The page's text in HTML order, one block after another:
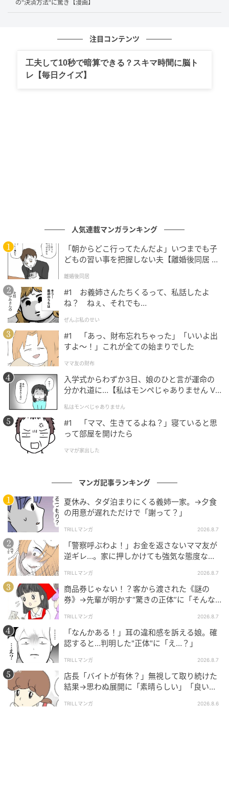
第28話
で発信しています。
作品をもっとみる
の記事をもっとみる
の"決済方法"に驚き【漫画】
注目コンテンツ
工夫して10秒で暗算できる？スキマ時間に脳ト
レ【毎日クイズ】
人気連載マンガランキング
「朝からどこ行ってたんだよ」いつまでも子
どもの習い事を把握しない夫【離婚後同居 Vo
離婚後同居
#1 お義姉さんたちくるって、私話したよ
ね？ ねぇ、それでも…
ぜんぶ私のせい
#1 「あっ、財布忘れちゃった」「いいよ出
すよ〜！」これが全ての始まりでした
ママ友の財布
入学式からわずか3日、娘のひと言が運命の
分かれ道に…【私はモンペじゃありません Vo
私はモンペじゃありません
#1 「ママ、生きてるよね？」寝ていると思
って部屋を開けたら
ママが家出した
マンガ記事ランキング
夏休み、タダ泊まりにくる義姉一家。→夕食
の用意が遅れただけで「謝って？」
TRILLマンガ 2026.8.7
「警察呼ぶわよ！」お金を返さないママ友が
逆ギレ…。家に押しかけても強気な態度なワ
TRILLマンガ 2026.8.7
商品券じゃない！？客から渡された《謎の
券》→先輩が明かす“驚きの正体”に「そんな
TRILLマンガ 2026.8.7
「なんかある！」耳の違和感を訴える娘。確
認すると…判明した"正体"に「え…？」
TRILLマンガ 2026.8.7
店長「バイトが有休？」無視して取り続けた
結果→思わぬ展開に「素晴らしい」「良いこ
TRILLマンガ 2026.8.6